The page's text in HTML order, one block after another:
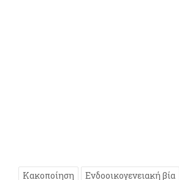
Κακοποίηση Ενδοοικογενειακή βία